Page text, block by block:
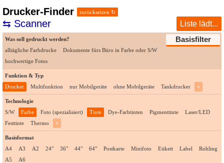
Drucker-Finder zurücksetzen ↻
⇆ Scanner
Liste lädt...
Basisfilter
Was soll gedruckt werden?
alltägliche Farbdrucke
Dokumente fürs Büro in Farbe oder S/W
hochwertige Fotos
Funktion & Typ
Drucker
Multifunktion nur Mobilgeräte ohne Mobilgeräte Tankdrucker ×
Technologie
S/W
Farbe Foto (spezialisiert) Tinte Dye-Farbtinten Pigmenttinte
Laser/LED
Festtinte
Thermo ×
Basisformat
A4
A3 A2 24" 36" 44" 64" Postkarte Minifoto Etikett Label
Rohling
A5
A6